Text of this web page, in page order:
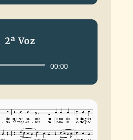
2ª Voz
Reproductor00:00